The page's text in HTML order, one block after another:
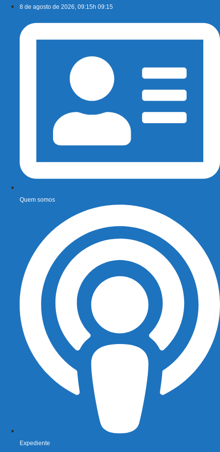
conteúdo
8 de agosto de 2026, 09:15h 09:15
Quem somos
Expediente